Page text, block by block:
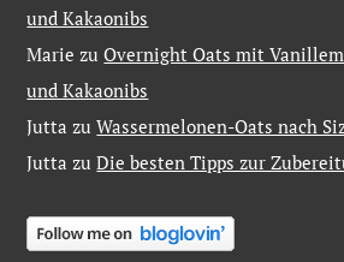
und Kakaonibs
Marie zuOvernight Oats mit
und Kakaonibs
Jutta zuWassermelonen-Oats nach
Jutta zuDie besten Tipps zur